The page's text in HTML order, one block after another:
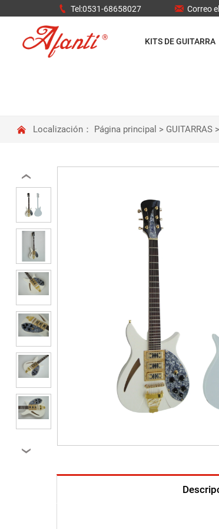
 Tel:0531-68658027  Correo
KITS DE GUITARRA
 Localización： Página principal > GUITARRAS>
‹
›